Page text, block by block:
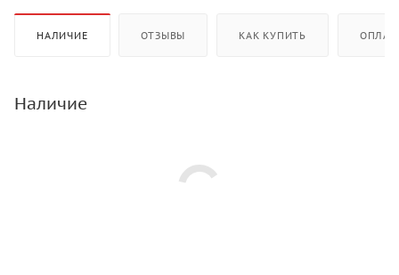
НАЛИЧИЕ ОТЗЫВЫ КАК КУПИТЬ
Наличие